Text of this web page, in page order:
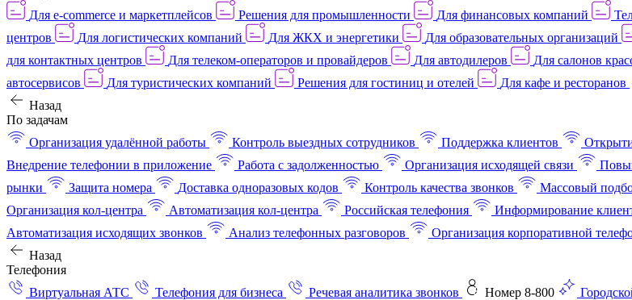
Для e-commerce и маркетплейсов
Решения для промышленности Для финансовых компаний
центров
Для логистических компаний Для ЖКХ и энергетики Для образовательных организаций
для контактных центров
Для телеком-операторов и провайдеров Для автодилеров Для салонов
автосервисов
Для туристических компаний Решения для гостиниц и отелей Для кафе и ресторанов
Назад
По задачам
Организация удалённой работы
Контроль выездных сотрудников Поддержка клиентов
Внедрение телефонии в приложение
Работа с задолженностью Организация исходящей связи
рынки
Защита номера Доставка одноразовых кодов Контроль качества звонков Массовый
Организация кол-центра
Автоматизация кол-центра Российская телефония Информирование
Автоматизация исходящих звонков
Анализ телефонных разговоров Организация корпоративной
Назад
Телефония
Виртуальная АТС
Телефония для бизнеса Речевая аналитика звонков Номер 8-800